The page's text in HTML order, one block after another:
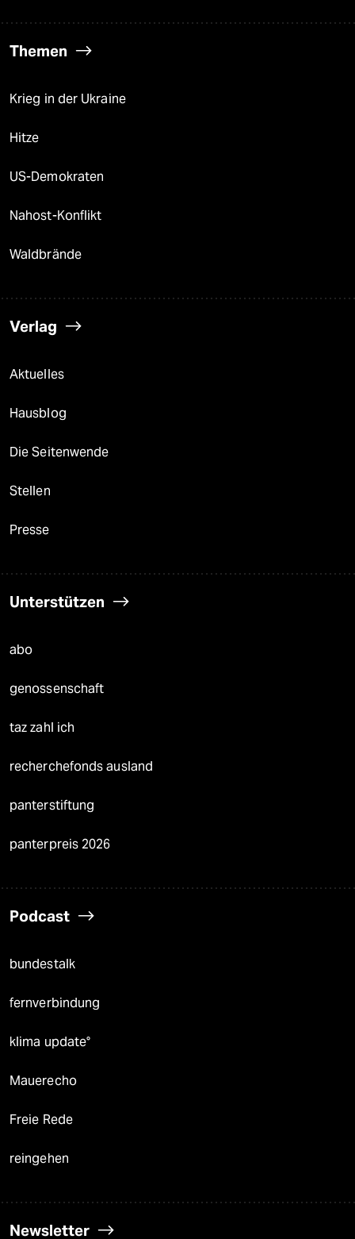
Themen
Krieg in der Ukraine
Hitze
US-Demokraten
Nahost-Konflikt
Waldbrände
Verlag
Aktuelles
Hausblog
Die Seitenwende
Stellen
Presse
Unterstützen
abo
genossenschaft
taz zahl ich
recherchefonds ausland
panterstiftung
panterpreis 2026
Podcast
bundestalk
fernverbindung
klima update°
Mauerecho
Freie Rede
reingehen
Newsletter